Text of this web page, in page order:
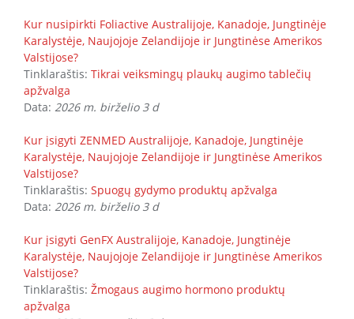
Kur nusipirkti Foliactive Australijoje, Kanadoje, Jungtinėje
Karalystėje, Naujojoje Zelandijoje ir Jungtinėse Amerikos
Valstijose?
Tinklaraštis: Tikrai veiksmingų plaukų augimo tablečių
apžvalga
Data: 2026 m. birželio 3 d
Kur įsigyti ZENMED Australijoje, Kanadoje, Jungtinėje
Karalystėje, Naujojoje Zelandijoje ir Jungtinėse Amerikos
Valstijose?
Tinklaraštis: Spuogų gydymo produktų apžvalga
Data: 2026 m. birželio 3 d
Kur įsigyti GenFX Australijoje, Kanadoje, Jungtinėje
Karalystėje, Naujojoje Zelandijoje ir Jungtinėse Amerikos
Valstijose?
Tinklaraštis: Žmogaus augimo hormono produktų
apžvalga